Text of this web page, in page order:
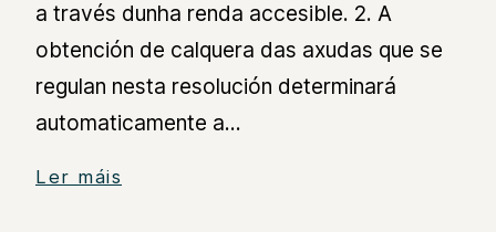
a través dunha renda accesible. 2. A
obtención de calquera das axudas que se
regulan nesta resolución determinará
automaticamente a…
Ler máis